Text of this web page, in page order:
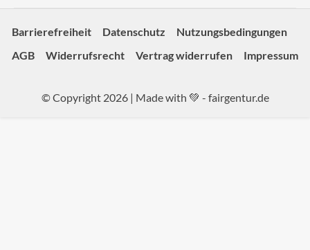
Barrierefreiheit Datenschutz
Nutzungsbedingungen
AGB
Widerrufsrecht Vertrag widerrufen Impressum
© Copyright 2026 | Made with 💚 - fairgentur.de